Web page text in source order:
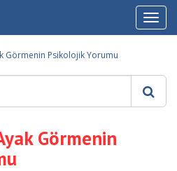
Görmenin Psikolojik Yorumu
Görmenin